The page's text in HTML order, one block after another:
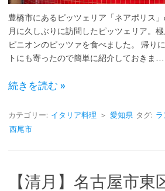
豊橋市にあるピッツェリア「ネアポリス
月に久しぶりに訪問したピッツェリア。
ピニオンのピッツァを食べました。 帰り
トにも寄ったので簡単に紹介しておきま…
続きを読む »
カテゴリー: イタリア料理 ＞ 愛知県 タグ: ラ
西尾市
【清月】名古屋市東